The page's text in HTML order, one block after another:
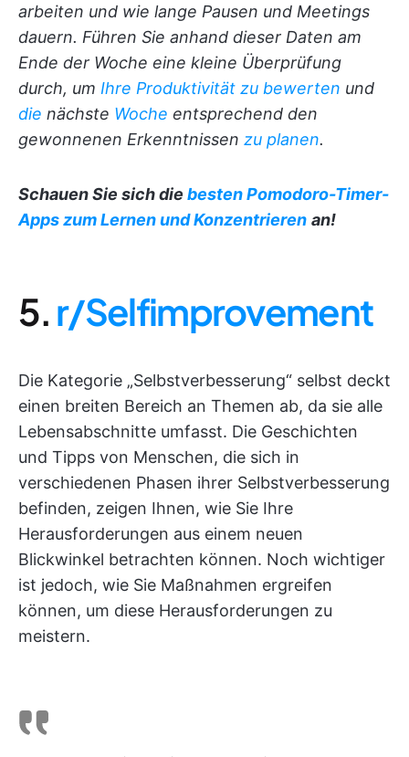
arbeiten und wie lange Pausen und Meetings
dauern. Führen Sie anhand dieser Daten am
Ende der Woche eine kleine Überprüfung
durch, um Ihre Produktivität zu bewerten und
die nächste Woche entsprechend den
gewonnenen Erkenntnissen zu planen.
Schauen Sie sich die besten Pomodoro-Timer-
Apps zum Lernen und Konzentrieren an!
5.r/Selfimprovement
Die Kategorie „Selbstverbesserung“ selbst deckt
einen breiten Bereich an Themen ab, da sie alle
Lebensabschnitte umfasst. Die Geschichten
und Tipps von Menschen, die sich in
verschiedenen Phasen ihrer Selbstverbesserung
befinden, zeigen Ihnen, wie Sie Ihre
Herausforderungen aus einem neuen
Blickwinkel betrachten können. Noch wichtiger
ist jedoch, wie Sie Maßnahmen ergreifen
können, um diese Herausforderungen zu
meistern.